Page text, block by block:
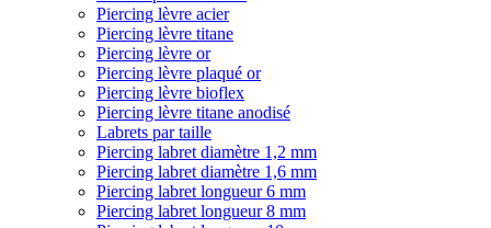
Piercing lèvre acier
Piercing lèvre titane
Piercing lèvre or
Piercing lèvre plaqué or
Piercing lèvre bioflex
Piercing lèvre titane anodisé
Labrets par taille
Piercing labret diamètre 1,2 mm
Piercing labret diamètre 1,6 mm
Piercing labret longueur 6 mm
Piercing labret longueur 8 mm